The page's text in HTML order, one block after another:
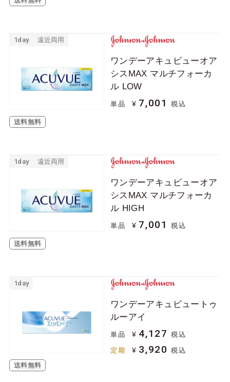
1day 遠近両用
送料無料
ワンデーアキュビューオア
シスMAX マルチフォーカ
ル LOW
単品 ¥ 7,001 税込
1day 遠近両用
送料無料
ワンデーアキュビューオア
シスMAX マルチフォーカ
ル HIGH
単品 ¥ 7,001 税込
1day
送料無料
ワンデーアキュビュートゥ
ルーアイ
単品 ¥ 4,127 税込
定期 ¥ 3,920 税込